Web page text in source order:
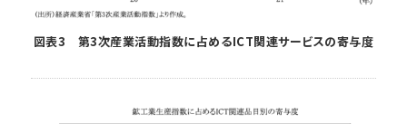
図表3 第3次産業活動指数に占めるICT関連サービスの寄与度